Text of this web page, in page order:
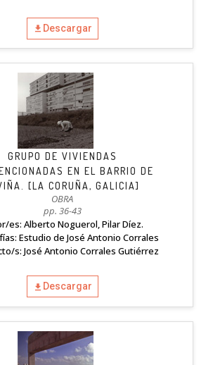
Descargar
GRUPO DE VIVIENDAS
EN EL BARRIO DE
[LA CORUÑA, GALICIA]
OBRA
pp. 36-43
es: Alberto Noguerol, Pilar Díez.
Estudio de José Antonio Corrales
s: José Antonio Corrales Gutiérrez
Descargar